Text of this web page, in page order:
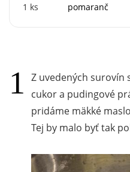
1 ks pomaranč
Z uvedených surovín
cukor a pudingové
pridáme mäkké
Tej by malo byť tak